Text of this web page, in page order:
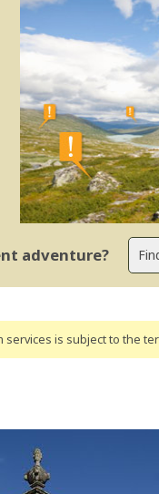
adventure?
services is subject to the